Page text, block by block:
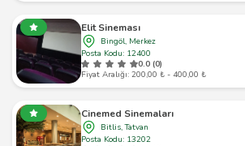
Elit Sineması
Bingöl, Merkez
Posta Kodu: 12400
0.0 (0)
Fiyat Aralığı: 200,00 ₺ - 400,00 ₺
Cinemed Sinemaları
Bitlis, Tatvan
Posta Kodu: 13202